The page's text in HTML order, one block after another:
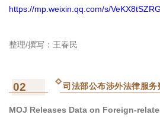
https://mp.weixin.qq.com/s/
整理/撰写：王春民
02 司法部公布涉外法律服务
MOJ Releases Data on Foreign-